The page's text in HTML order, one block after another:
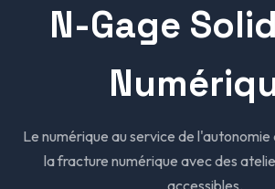
N-Gage
Le numérique au service de l'autonomie
la fracture numérique avec des
accessibles.